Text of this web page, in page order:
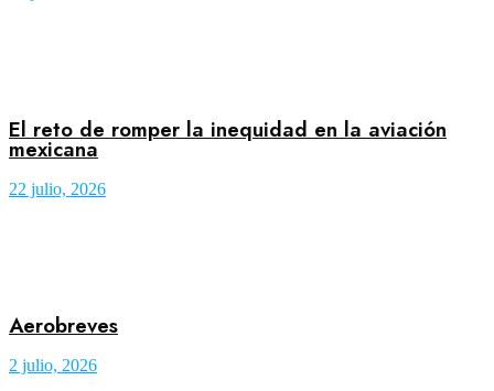
El reto de romper la inequidad en la aviación
mexicana
22 julio, 2026
Aerobreves
2 julio, 2026